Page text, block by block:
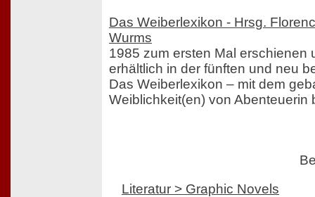
Das Weiberlexikon - Hrsg.
Wurms
1985 zum ersten Mal erschienen
erhältlich in der fünften und neu
Das Weiberlexikon – mit dem
Weiblichkeit(en) von Abenteuerin
Literatur > Graphic Novels